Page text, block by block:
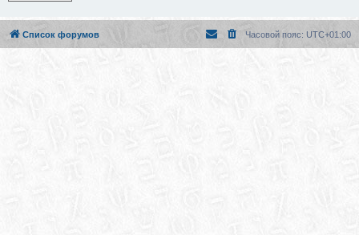
Список форумов Часовой пояс: UTC+01:00